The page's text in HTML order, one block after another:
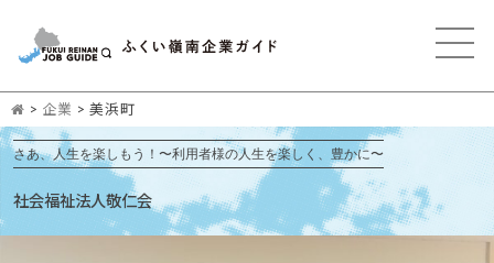
> 企業 > 美浜町
さあ、人生を楽しもう！〜利用者様の人生を楽しく、豊かに〜
社会福祉法人敬仁会